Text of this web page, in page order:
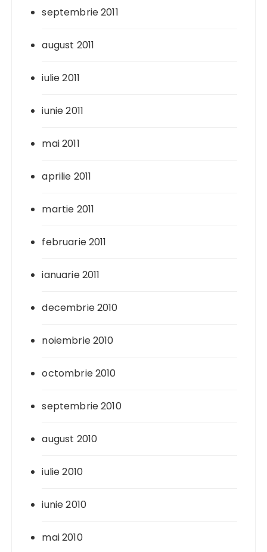
septembrie 2011
august 2011
iulie 2011
iunie 2011
mai 2011
aprilie 2011
martie 2011
februarie 2011
ianuarie 2011
decembrie 2010
noiembrie 2010
octombrie 2010
septembrie 2010
august 2010
iulie 2010
iunie 2010
mai 2010